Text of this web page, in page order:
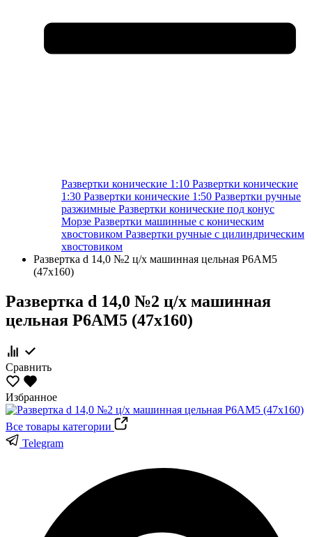
Развертки конические 1:10 Развертки конические
1:30 Развертки конические 1:50 Развертки ручные
разжимные Развертки конические под конус
Морзе Развертки машинные с коническим
хвостовиком Развертки ручные с цилиндрическим
хвостовиком
Развертка d 14,0 №2 ц/х машинная цельная Р6АМ5
(47х160)
Развертка d 14,0 №2 ц/х машинная
цельная Р6АМ5 (47х160)
Сравнить
Избранное
Все товары категории
Telegram